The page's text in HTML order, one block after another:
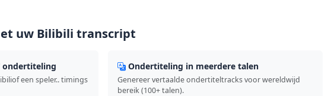
uw Bilibili transcript
ondertiteling
een speler.. timings
Ondertiteling in meerdere talen
Genereer vertaalde ondertiteltracks voor wereldwijd
bereik (100+ talen).